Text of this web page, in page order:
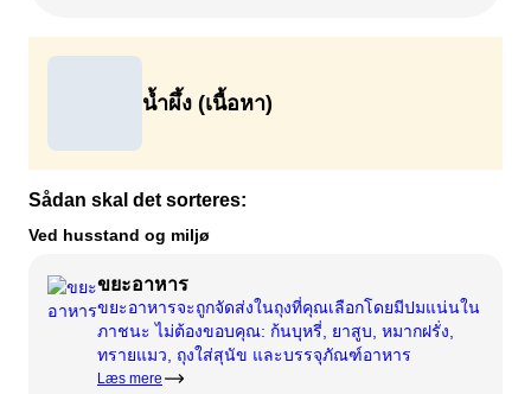
เราเก่งเรื่องการจัดเรียงมาก
ปุ๋ยหมัก
งานรื้อถอนและปรับปรุง
เกี่ยวกับ
เวลาเปิดทำการ
อัตราค่ากำจัดขยะ (เอกชน)
กฎระเบียบการจัดการขยะ
เยี่ยมชม BOFA
การศึกษา
ชั้นวางนิตยสาร
เวลาเปิดทำการ
ติดต่อเรา
ตำแหน่งว่าง
บริษัท BOFA
น้ำผึ้ง (เนื้อหา)
Sådan skal det sorteres:
Ved husstand og miljø
ขยะอาหาร
ขยะอาหารจะถูกจัดส่งในถุงที่คุณเลือกโดยมีปมแน่นใน
ภาชนะ ไม่ต้องขอบคุณ: ก้นบุหรี่, ยาสูบ, หมากฝรั่ง,
ทรายแมว, ถุงใส่สุนัข และบรรจุภัณฑ์อาหาร
Læs mere